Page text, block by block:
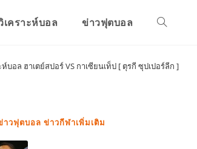
เคราะห์บอล ข่าวฟุตบอล
ห์บอล ฮาเตย์สปอร์ VS กาเซียนเท็ป [ ตุรกี ซุปเปอร์ลีก ]
าวฟุตบอล ข่าวกีฬาเพิ่มเติม